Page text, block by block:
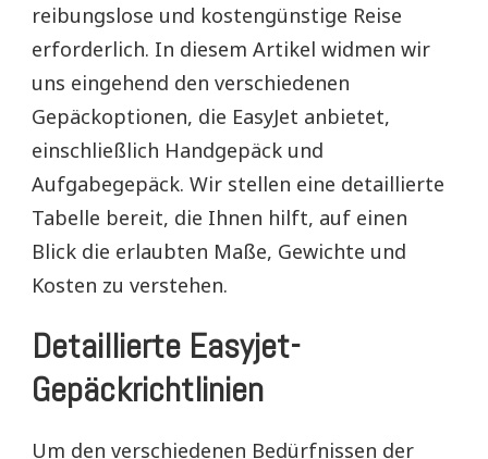
reibungslose und kostengünstige Reise
erforderlich. In diesem Artikel widmen wir
uns eingehend den verschiedenen
Gepäckoptionen, die EasyJet anbietet,
einschließlich Handgepäck und
Aufgabegepäck. Wir stellen eine detaillierte
Tabelle bereit, die Ihnen hilft, auf einen
Blick die erlaubten Maße, Gewichte und
Kosten zu verstehen.
Detaillierte Easyjet-
Gepäckrichtlinien
Um den verschiedenen Bedürfnissen der